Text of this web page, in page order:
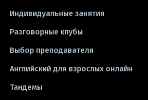
#школа #игры
#CV #резюме
#idioms #эссе
Индивидуальные занятия
Разговорные клубы
Выбор преподавателя
Английский для взрослых онлайн
Тандемы